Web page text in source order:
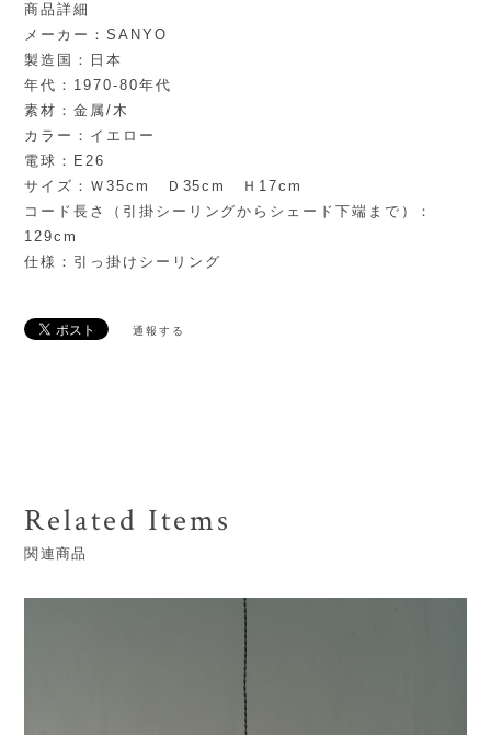
商品詳細
メーカー：SANYO
製造国：日本
年代：1970-80年代
素材：金属/木
カラー：イエロー
電球：E26
サイズ：Ｗ35cm Ｄ35cm Ｈ17cm
コード長さ（引掛シーリングからシェード下端まで）：
129cm
仕様：引っ掛けシーリング
通報する
Related Items
関連商品